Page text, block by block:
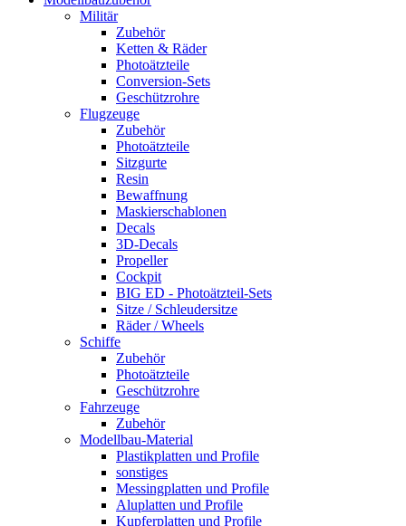
Militär
Zubehör
Ketten & Räder
Photoätzteile
Conversion-Sets
Geschützrohre
Flugzeuge
Zubehör
Photoätzteile
Sitzgurte
Resin
Bewaffnung
Maskierschablonen
Decals
3D-Decals
Propeller
Cockpit
BIG ED - Photoätzteil-Sets
Sitze / Schleudersitze
Räder / Wheels
Schiffe
Zubehör
Photoätzteile
Geschützrohre
Fahrzeuge
Zubehör
Modellbau-Material
Plastikplatten und Profile
sonstiges
Messingplatten und Profile
Aluplatten und Profile
Kupferplatten und Profile